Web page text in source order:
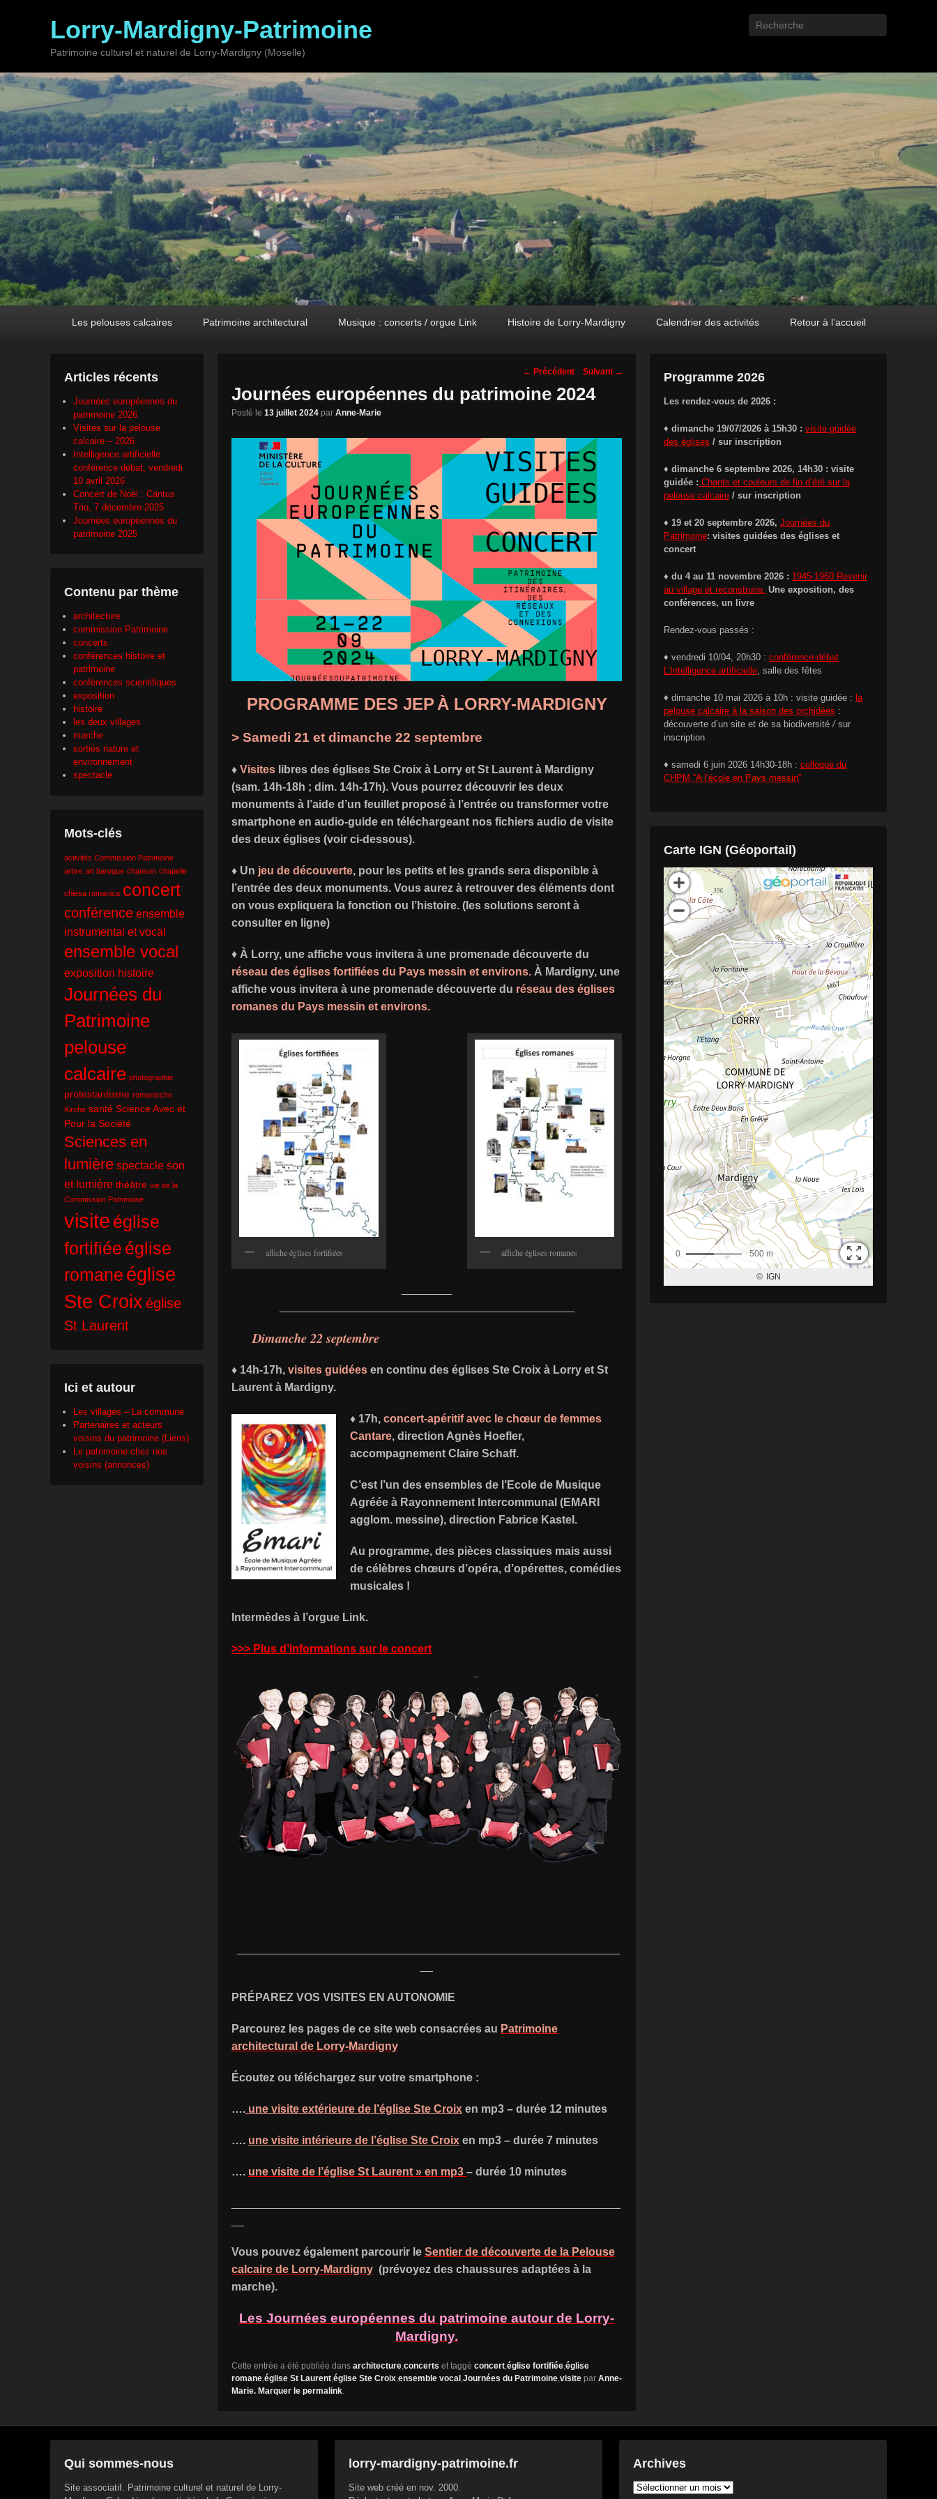
Lorry-Mardigny-Patrimoine
Patrimoine culturel et naturel de Lorry-Mardigny (Moselle)
Recherche
Les pelouses calcaires Patrimoine architectural Musique : concerts / orgue Link Histoire de Lorry-Mardigny Calendrier des activités Retour à l’accueil
Navigation
des
← Précédent Suivant →
Journées européennes du patrimoine 2024
Posté le 13 juillet 2024 par Anne-Marie
PROGRAMME DES JEP À LORRY-MARDIGNY
> Samedi 21 et dimanche 22 septembre
♦ Visites libres des églises Ste Croix à Lorry et St Laurent à Mardigny
(sam. 14h-18h ; dim. 14h-17h). Vous pourrez découvrir les deux
monuments à l’aide d’un feuillet proposé à l’entrée ou transformer votre
smartphone en audio-guide en téléchargeant nos fichiers audio de visite
des deux églises (voir ci-dessous).
♦ Un jeu de découverte, pour les petits et les grands sera disponible à
l’entrée des deux monuments. Vous aurez à retrouver des éléments dont
on vous expliquera la fonction ou l’histoire. (les solutions seront à
consulter en ligne)
♦ À Lorry, une affiche vous invitera à une promenade découverte du
réseau des églises fortifiées du Pays messin et environs. À Mardigny, une
affiche vous invitera à une promenade découverte du réseau des églises
romanes du Pays messin et environs.
affiche églises fortifiées affiche églises romanes
Dimanche 22 septembre
♦ 14h-17h, visites guidées en continu des églises Ste Croix à Lorry et St
Laurent à Mardigny.
♦ 17h, concert-apéritif avec le chœur de femmes
Cantare, direction Agnès Hoefler,
accompagnement Claire Schaff.
C’est l’un des ensembles de l’Ecole de Musique
Agréée à Rayonnement Intercommunal (EMARI
agglom. messine), direction Fabrice Kastel.
Au programme, des pièces classiques mais aussi
de célèbres chœurs d’opéra, d’opérettes, comédies
musicales !
Intermèdes à l’orgue Link.
>>> Plus d’informations sur le concert
PRÉPAREZ VOS VISITES EN AUTONOMIE
Parcourez les pages de ce site web consacrées au Patrimoine
architectural de Lorry-Mardigny
Écoutez ou téléchargez sur votre smartphone :
…. une visite extérieure de l’église Ste Croix en mp3 – durée 12 minutes
…. une visite intérieure de l’église Ste Croix en mp3 – durée 7 minutes
…. une visite de l’église St Laurent » en mp3 – durée 10 minutes
Vous pouvez également parcourir le Sentier de découverte de la Pelouse
calcaire de Lorry-Mardigny (prévoyez des chaussures adaptées à la
marche).
Les Journées européennes du patrimoine autour de Lorry-
Mardigny.
Cette entrée a été publiée dans architecture concerts et taggé concert église fortifiée église
romane église St Laurent église Ste Croix ensemble vocal Journées du Patrimoine visite par Anne-
Marie. Marquer le permalink
Programme 2026
Les rendez-vous de 2026 :
♦ dimanche 19/07/2026 à 15h30 : visite guidée
des églises / sur inscription
♦ dimanche 6 septembre 2026, 14h30 : visite
guidée : Chants et couleurs de fin d’été sur la
pelouse calcaire / sur inscription
♦ 19 et 20 septembre 2026, Journées du
Patrimoine: visites guidées des églises et
concert
♦ du 4 au 11 novembre 2026 : 1945-1960 Revenir
au village et reconstruire. Une exposition, des
conférences, un livre
Rendez-vous passés :
♦ vendredi 10/04, 20h30 : conférence-débat
L’Intelligence artificielle, salle des fêtes
♦ dimanche 10 mai 2026 à 10h : visite guidée : la
pelouse calcaire à la saison des orchidées :
découverte d’un site et de sa biodiversité / sur
inscription
♦ samedi 6 juin 2026 14h30-18h : colloque du
CHPM “A l’école en Pays messin”
Carte IGN (Géoportail)
Articles récents
Journées européennes du
patrimoine 2026
Visites sur la pelouse
calcaire – 2026
Intelligence artificielle :
conférence débat, vendredi
10 avril 2026
Concert de Noël : Cantus
Trio, 7 décembre 2025
Journées européennes du
patrimoine 2025
Contenu par thème
architecture
commission Patrimoine
concerts
conférences histoire et
patrimoine
conférences scientifiques
exposition
histoire
les deux villages
marche
sorties nature et
environnement
spectacle
Mots-clés
activités Commission Patrimoine
arbre art baroque chanson chapelle
chiesa romanica concert
conférence ensemble
instrumental et vocal
ensemble vocal
exposition histoire
Journées du
Patrimoine
pelouse
calcaire photographie
protestantisme romanische
Kirche santé Science Avec et
Pour la Société
Sciences en
lumière spectacle son
et lumière théâtre vie de la
Commission Patrimoine
visite église
fortifiée église
romane église
Ste Croix église
St Laurent
Ici et autour
Les villages – La commune
Partenaires et acteurs
voisins du patrimoine (Liens)
Le patrimoine chez nos
voisins (annonces)
Qui sommes-nous
Site associatif. Patrimoine culturel et naturel de Lorry-
lorry-mardigny-patrimoine.fr
Site web créé en nov. 2000.
Archives
Archives